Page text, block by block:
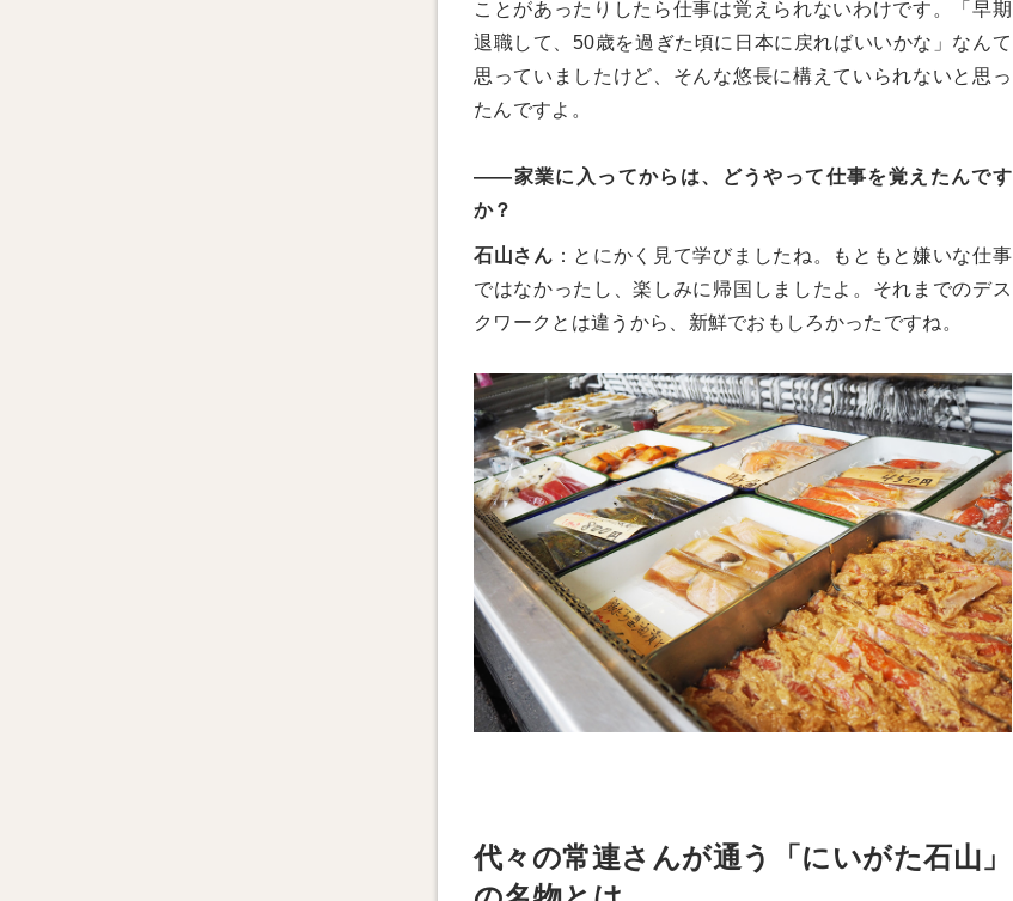
ことがあったりしたら仕事は覚えられないわけです。「早期
退職して、50歳を過ぎた頃に日本に戻ればいいかな」なんて
思っていましたけど、そんな悠長に構えていられないと思っ
たんですよ。
——家業に入ってからは、どうやって仕事を覚えたんです
か？
石山さん ：とにかく見て学びましたね。もともと嫌いな仕事
ではなかったし、楽しみに帰国しましたよ。それまでのデス
クワークとは違うから、新鮮でおもしろかったですね。
代々の常連さんが通う「にいがた石山」